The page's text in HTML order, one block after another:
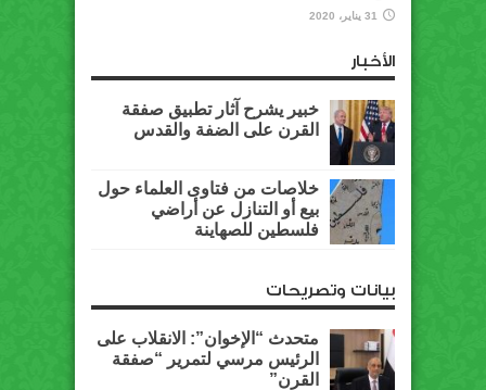
31 يناير، 2020
الأخبار
خبير يشرح آثار تطبيق صفقة
القرن على الضفة والقدس
خلاصات من فتاوى العلماء حول
بيع أو التنازل عن أراضي
فلسطين للصهاينة
بيانات وتصريحات
متحدث “الإخوان”: الانقلاب على
الرئيس مرسي لتمرير “صفقة
القرن”